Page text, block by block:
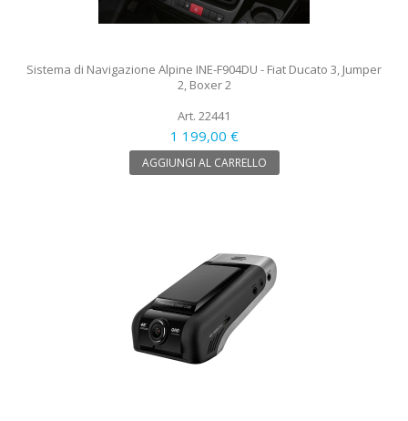
Sistema di Navigazione Alpine INE-F904DU - Fiat Ducato 3, Jumper
2, Boxer 2
Art. 22441
1 199,00 €
AGGIUNGI AL CARRELLO